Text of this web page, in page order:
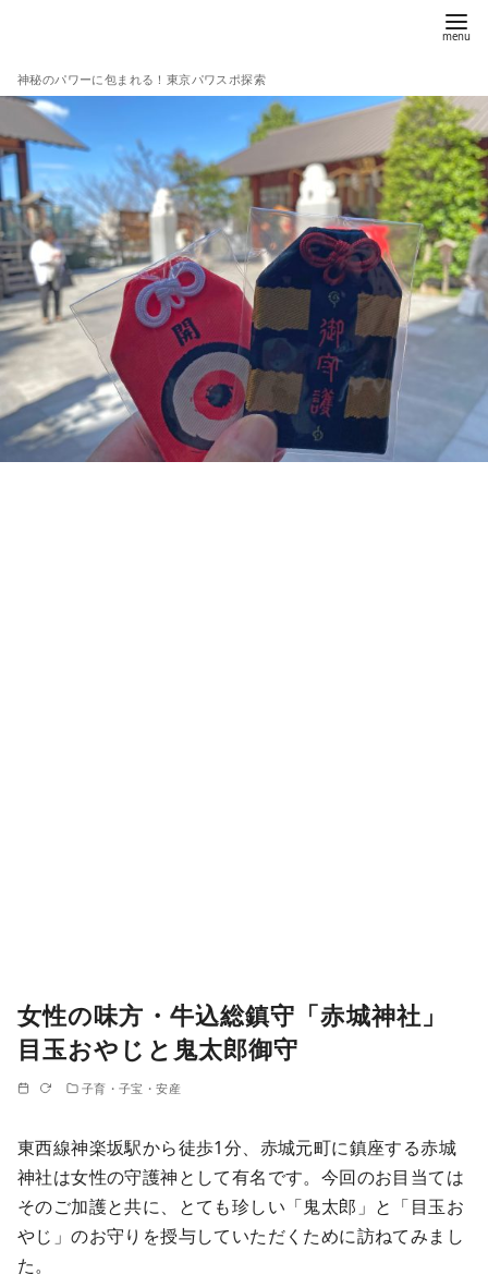
ン
ツ
へ
移
動
神秘のパワーに包まれる！東京パワスポ探索
女性の味方・牛込総鎮守「赤城神社」
目玉おやじと鬼太郎御守
子育・子宝・安産
東西線神楽坂駅から徒歩1分、赤城元町に鎮座する赤城
神社は女性の守護神として有名です。今回のお目当ては
そのご加護と共に、とても珍しい「鬼太郎」と「目玉お
やじ」のお守りを授与していただくために訪ねてみまし
た。